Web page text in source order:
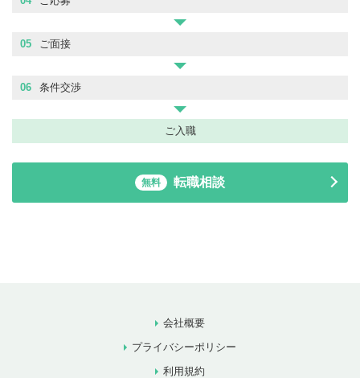
05 ご面接
06 条件交渉
ご入職
無料 転職相談
会社概要
プライバシーポリシー
利用規約